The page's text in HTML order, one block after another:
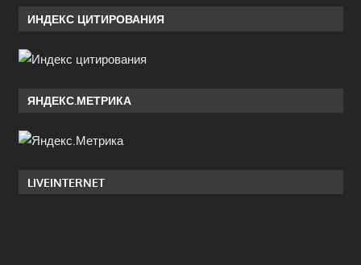
ИНДЕКС ЦИТИРОВАНИЯ
ЯНДЕКС.МЕТРИКА
LIVEINTERNET